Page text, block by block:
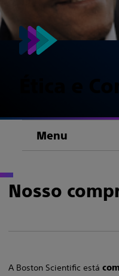
Ética e
Menu
Nosso
A Boston Scientific está